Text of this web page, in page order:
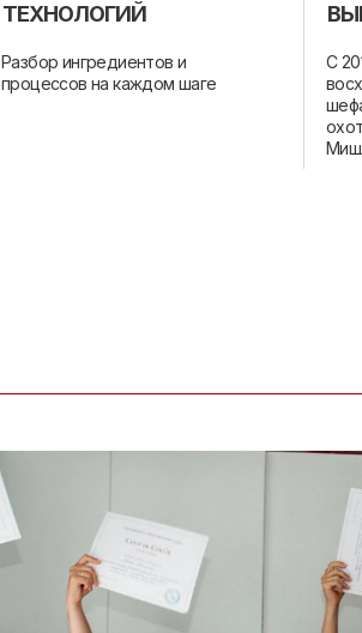
Разбор ингредиентов и
процессов на каждом шаге
ТЕХНОЛОГИЙ
С